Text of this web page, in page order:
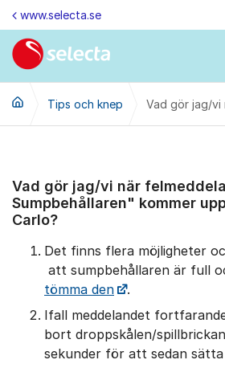
Hoppa till innehåll
www.selecta.se
Ändra dina
Tips och knep
Vad gör jag/vi när
Sumpbehållaren" kommer
Carlo?
Det finns flera möjligheter
att sumpbehållaren är full
tömma den
.
Ifall meddelandet
bort droppskålen/
sekunder för att sedan sätta